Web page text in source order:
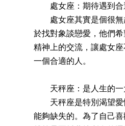
處女座：期待遇到合
處女座其實是個很無
於找對象談戀愛，他們
精神上的交流，讓處女
一個合適的人。
天秤座：是人生的一
天秤座是特別渴望愛
能夠缺失的。為了自己